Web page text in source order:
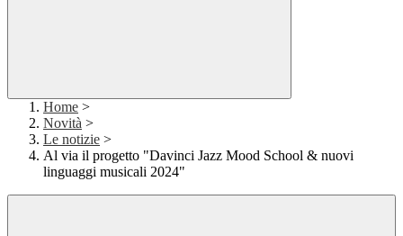
Home >
Novità >
Le notizie >
Al via il progetto "Davinci Jazz Mood School & nuovi
linguaggi musicali 2024"